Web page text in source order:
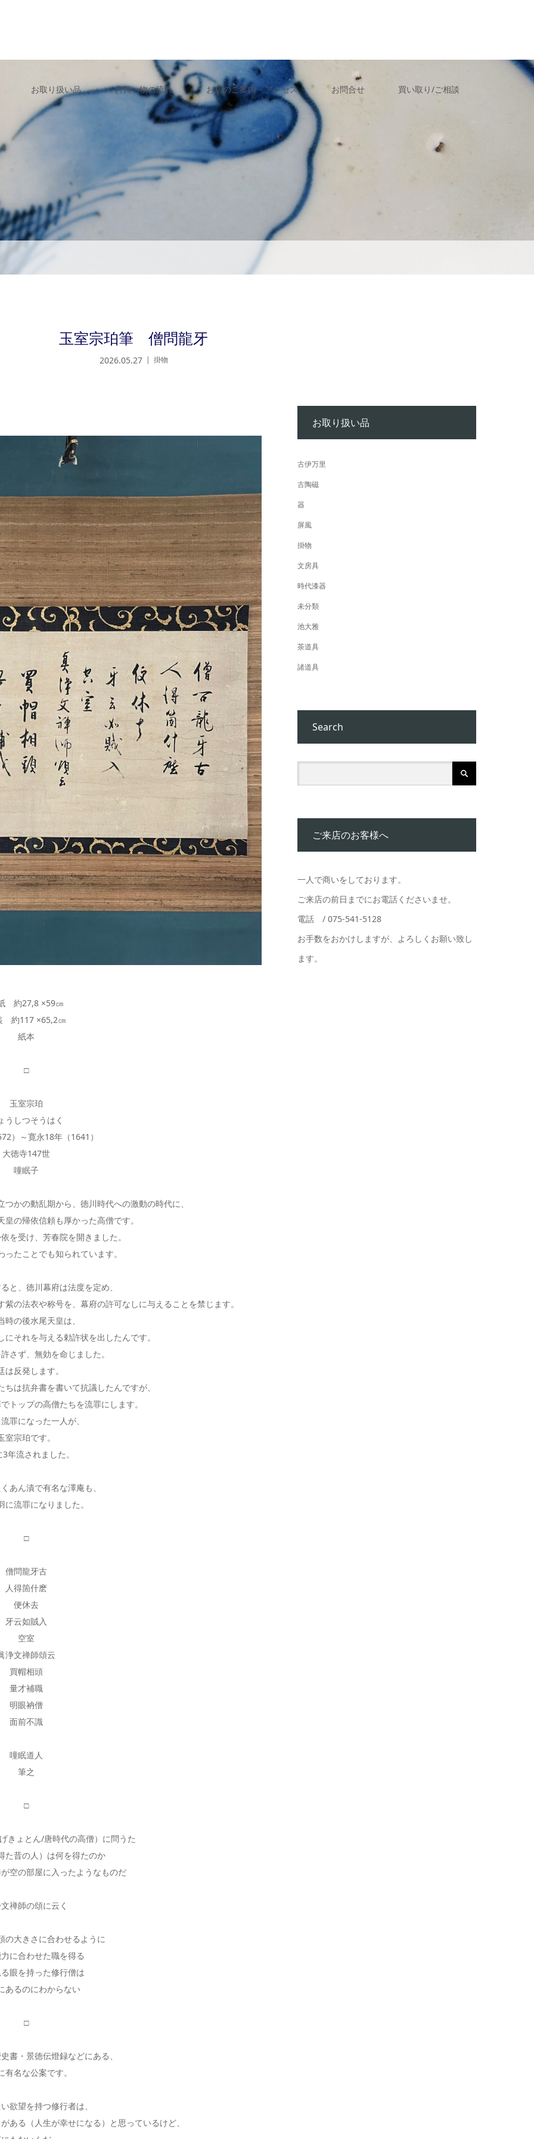
お取り扱い品 お買い物の流れ お店のご案内・アクセス お問合せ 買い取り/ご相談
玉室宗珀筆 僧問龍牙
2026.05.27 掛物
約27,8 ×59㎝
約117 ×65,2㎝
紙本
□
玉室宗珀
うしつそうはく
）～寛永18年（1641）
大徳寺147世
噇眠子
かの動乱期から、徳川時代への激動の時代に、
の帰依信頼も厚かった高僧です。
を受け、芳春院を開きました。
たことでも知られています。
と、徳川幕府は法度を定め、
の法衣や称号を、幕府の許可なしに与えることを禁じます。
時の後水尾天皇は、
それを与える勅許状を出したんです。
さず、無効を命じました。
は反発します。
は抗弁書を書いて抗議したんですが、
トップの高僧たちを流罪にします。
罪になった一人が、
室宗珀です。
年流されました。
あん漬で有名な澤庵も、
に流罪になりました。
□
僧問龍牙古
人得箇什麽
便休去
牙云如賊入
空室
浄文禅師頌云
買帽相頭
量才補職
明眼衲僧
面前不識
噇眠道人
筆之
□
きょとん/唐時代の高僧）に問うた
た昔の人）は何を得たのか
空の部屋に入ったようなものだ
禅師の頌に云く
の大きさに合わせるように
に合わせた職を得る
眼を持った修行僧は
あるのにわからない
□
書・景徳伝燈録などにある、
有名な公案です。
欲望を持つ修行者は、
ある（人生が幸せになる）と思っているけど、
お取り扱い品
古伊万里
古陶磁
器
屏風
掛物
文房具
時代漆器
未分類
池大雅
茶道具
諸道具
Search
ご来店のお客様へ
一人で商いをしております。
ご来店の前日までにお電話くださいませ。
電話 / 075-541-5128
お手数をおかけしますが、よろしくお願い致し
ます。